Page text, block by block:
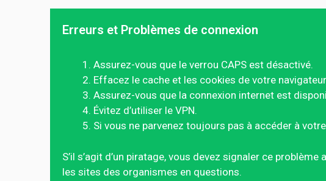
Erreurs et Problèmes de connexion
Assurez-vous que le verrou CAPS est désactivé.
Effacez le cache et les cookies de votre
Assurez-vous que la connexion internet est
Évitez d’utiliser le VPN.
Si vous ne parvenez toujours pas à accéder à
S’il s’agit d’un piratage, vous devez signaler ce
les sites des organismes en questions.